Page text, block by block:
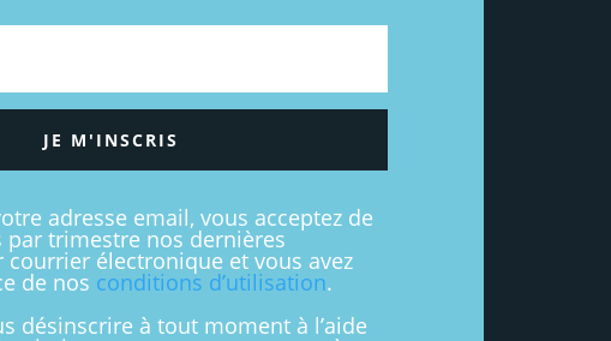
JE M'INSCRIS
adresse email, vous acceptez de
par trimestre nos dernières
électronique et vous avez
de nos conditions d’utilisation.
désinscrire à tout moment à l’aide